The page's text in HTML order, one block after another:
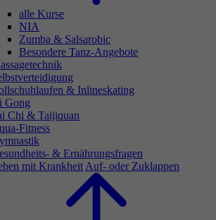
alle Kurse
NIA
Zumba & Salsarobic
Besondere Tanz-Angebote
& Inlineskating
Gong
Chi & Taijiquan
Fitness
& Ernährungsfragen
mit Krankheit Auf- oder Zuklappen